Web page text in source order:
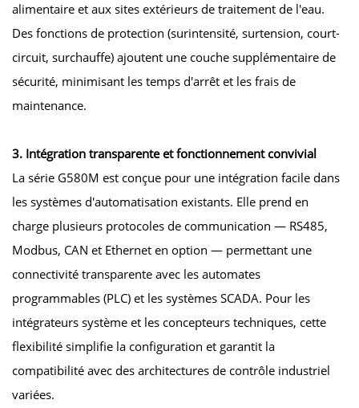
alimentaire et aux sites extérieurs de traitement de l'eau.
Des fonctions de protection (surintensité, surtension, court-
circuit, surchauffe) ajoutent une couche supplémentaire de
sécurité, minimisant les temps d'arrêt et les frais de
maintenance.
3. Intégration transparente et fonctionnement convivial
La série G580M est conçue pour une intégration facile dans
les systèmes d'automatisation existants. Elle prend en
charge plusieurs protocoles de communication — RS485,
Modbus, CAN et Ethernet en option — permettant une
connectivité transparente avec les automates
programmables (PLC) et les systèmes SCADA. Pour les
intégrateurs système et les concepteurs techniques, cette
flexibilité simplifie la configuration et garantit la
compatibilité avec des architectures de contrôle industriel
variées.